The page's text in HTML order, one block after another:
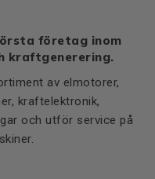
företag inom
kraftgenerering.
av elmotorer,
kraftelektronik,
och utför service på